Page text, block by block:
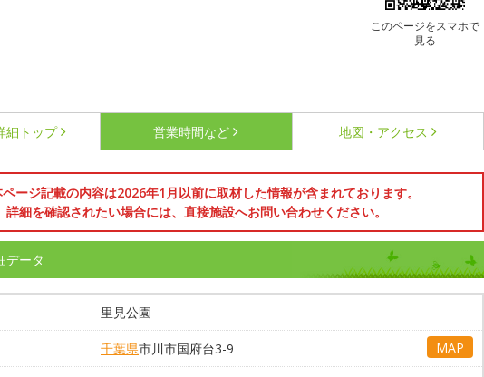
このページをスマホで
見る
細 トップ 営業時間など 地図・アクセス
ージ記載の内容は2026年1月以前に取材した情報が含まれております。
詳細を確認されたい場合には、直接施設へお問い合わせください。
データ
里見公園
千葉県市川市国府台3-9 MAP